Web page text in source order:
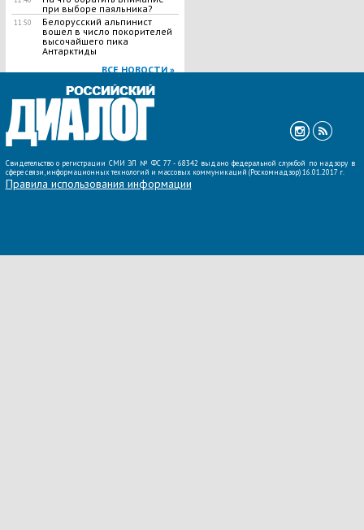
при выборе паяльника?
11:50
Белорусский альпинист
вошел в число покорителей
высочайшего пика
Антарктиды
ВСЕ НОВОСТИ »
Свидетельство о регистрации СМИ ЭЛ № ФС 77 - 68342 выдано федеральной службой по надзору в
сфере связи, информационных технологий и массовых коммуникаций (Роскомнадзор) 16.01.2017 г.
Правила использования информации